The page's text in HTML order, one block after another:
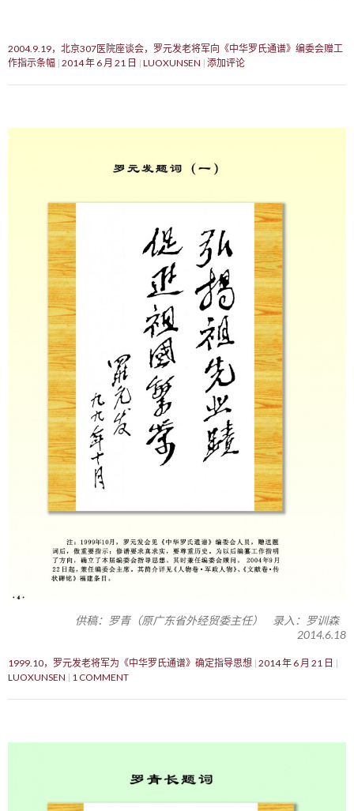
2004.9.19，北京307医院座谈会，罗元发老将军向《中华罗氏通谱》编委会赠工
作指示条幅 2014 年 6 月 21 日 LUOXUNSEN 添加评论
供稿：罗青（原广东省外经贸委主任） 录入：罗训森
2014.6.18
1999.10，罗元发老将军为《中华罗氏通谱》确定指导思想 2014 年 6 月 21 日
LUOXUNSEN
1 COMMENT